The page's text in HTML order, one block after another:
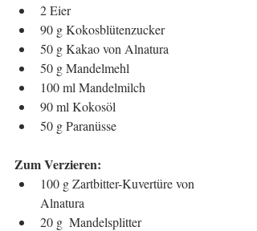
2 Eier
90 g Kokosblütenzucker
50 g Kakao von Alnatura
50 g Mandelmehl
100 ml Mandelmilch
90 ml Kokosöl
50 g Paranüsse
Zum Verzieren:
100 g Zartbitter-Kuvertüre von
Alnatura
20 g  Mandelsplitter